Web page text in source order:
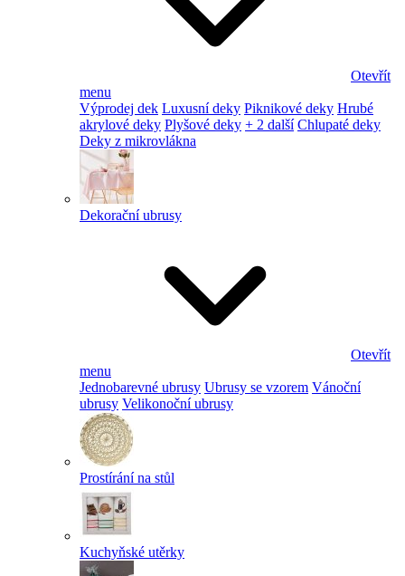
Otevřít
menu
Výprodej dek Luxusní deky Piknikové deky Hrubé
akrylové deky Plyšové deky + 2 další Chlupaté deky
Deky z mikrovlákna
Dekorační ubrusy
Otevřít
menu
Jednobarevné ubrusy Ubrusy se vzorem Vánoční
ubrusy Velikonoční ubrusy
Prostírání na stůl
Kuchyňské utěrky